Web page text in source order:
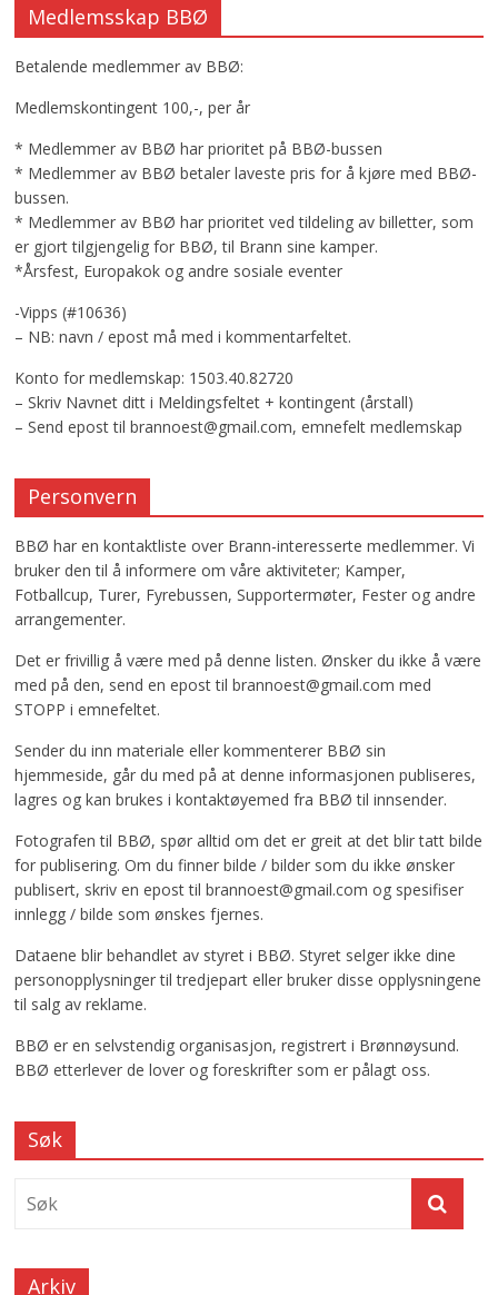
Medlemsskap BBØ
Betalende medlemmer av BBØ:
Medlemskontingent 100,-, per år
* Medlemmer av BBØ har prioritet på BBØ-bussen
* Medlemmer av BBØ betaler laveste pris for å kjøre med BBØ-
bussen.
* Medlemmer av BBØ har prioritet ved tildeling av billetter, som
er gjort tilgjengelig for BBØ, til Brann sine kamper.
*Årsfest, Europakok og andre sosiale eventer
-Vipps (#10636)
– NB: navn / epost må med i kommentarfeltet.
Konto for medlemskap: 1503.40.82720
– Skriv Navnet ditt i Meldingsfeltet + kontingent (årstall)
– Send epost til brannoest@gmail.com, emnefelt medlemskap
Personvern
BBØ har en kontaktliste over Brann-interesserte medlemmer. Vi
bruker den til å informere om våre aktiviteter; Kamper,
Fotballcup, Turer, Fyrebussen, Supportermøter, Fester og andre
arrangementer.
Det er frivillig å være med på denne listen. Ønsker du ikke å være
med på den, send en epost til brannoest@gmail.com med
STOPP i emnefeltet.
Sender du inn materiale eller kommenterer BBØ sin
hjemmeside, går du med på at denne informasjonen publiseres,
lagres og kan brukes i kontaktøyemed fra BBØ til innsender.
Fotografen til BBØ, spør alltid om det er greit at det blir tatt bilde
for publisering. Om du finner bilde / bilder som du ikke ønsker
publisert, skriv en epost til brannoest@gmail.com og spesifiser
innlegg / bilde som ønskes fjernes.
Dataene blir behandlet av styret i BBØ. Styret selger ikke dine
personopplysninger til tredjepart eller bruker disse opplysningene
til salg av reklame.
BBØ er en selvstendig organisasjon, registrert i Brønnøysund.
BBØ etterlever de lover og foreskrifter som er pålagt oss.
Søk
Arkiv